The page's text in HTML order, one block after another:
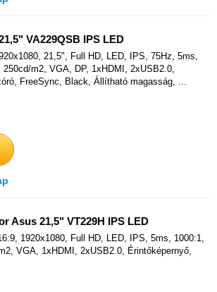
VA229QSB IPS LED
21,5", Full HD, LED, IPS, 75Hz, 5ms,
250cd/m2, VGA, DP, 1xHDMI, 2xUSB2.0,
FreeSync, Black, Állítható magasság, ...
Asus 21,5" VT229H IPS LED
1920x1080, Full HD, LED, IPS, 5ms, 1000:1,
VGA, 1xHDMI, 2xUSB2.0, Érintőképernyő,